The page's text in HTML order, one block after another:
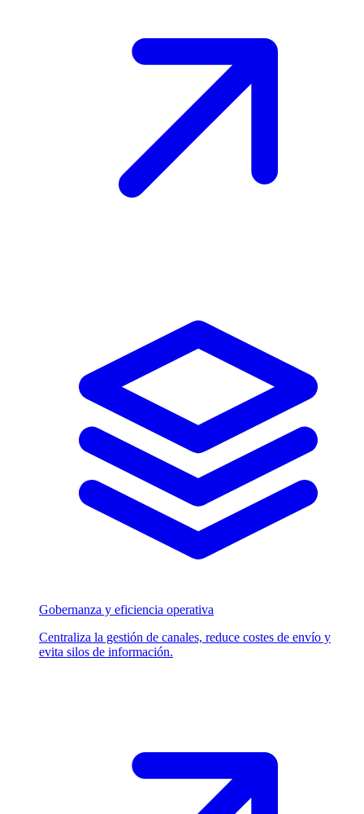
Gobernanza y eficiencia operativa
Centraliza la gestión de canales, reduce costes de envío y
evita silos de información.